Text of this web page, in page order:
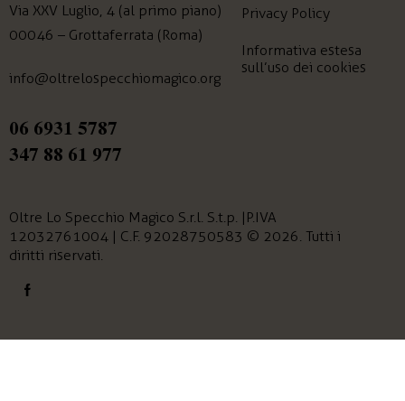
Via XXV Luglio, 4 (al primo piano)
00046 – Grottaferrata (Roma)
info@oltrelospecchiomagico.org
06 6931 5787
347 88 61 977
Privacy Policy
Informativa estesa
sull’uso dei cookies
Oltre Lo Specchio Magico S.r.l. S.t.p. | P.IVA
12032761004 | C.F. 92028750583 © 2026. Tutti i
diritti riservati.